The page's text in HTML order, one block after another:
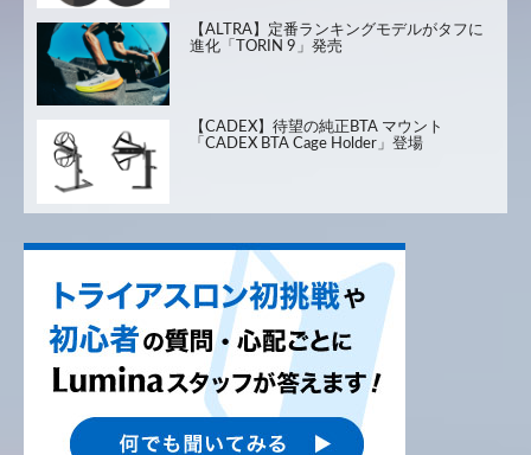
【ALTRA】定番ランキングモデルがタフに
進化「TORIN 9」発売
【CADEX】待望の純正BTA マウント
「CADEX BTA Cage Holder」登場